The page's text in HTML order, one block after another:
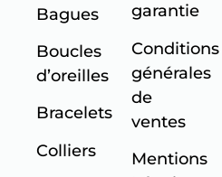
Bagues
Boucles
d’oreilles
Bracelets
Colliers
garantie
Conditions
générales
de
ventes
Mentions